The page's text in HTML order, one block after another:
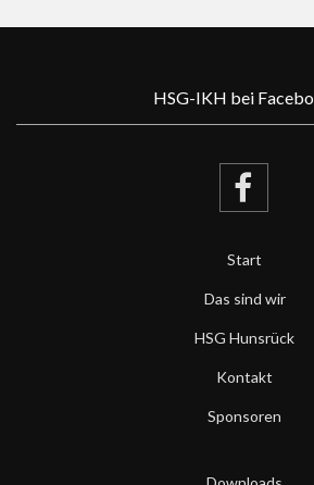
HSG-IKH bei
Start
Das sind wir
HSG Hunsrück
Kontakt
Sponsoren